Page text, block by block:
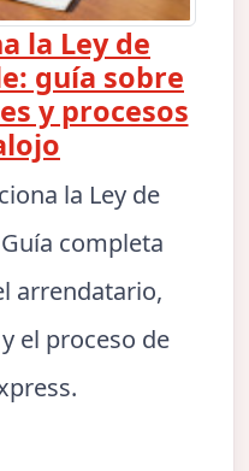
la Ley de
guía sobre
y procesos
la Ley de
completa
arrendatario,
el proceso de